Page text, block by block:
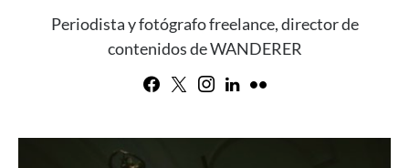
Periodista y fotógrafo freelance, director de
contenidos de WANDERER